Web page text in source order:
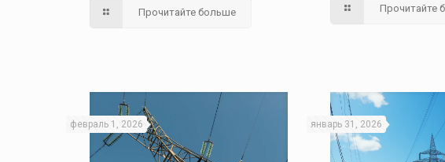
Прочитайте больше Прочитайте
февраль 1, 2026 январь 31, 2026